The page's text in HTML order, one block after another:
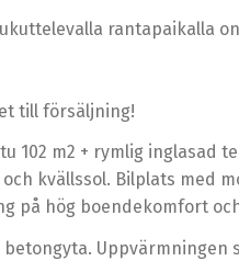
rantapaikalla
till försäljning!
102 m2 + rymlig
kvällssol. Bilplats med
på hög boendekomfort